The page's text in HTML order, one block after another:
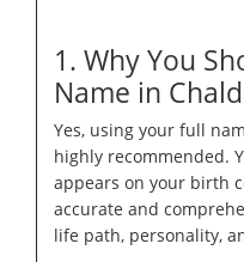
1. Why You
Name in
Yes, using your full
highly recommended.
appears on your birth
accurate and
life path, personality,